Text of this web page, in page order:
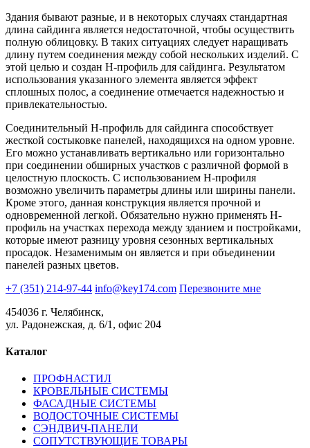
Здания бывают разные, и в некоторых случаях стандартная
длина сайдинга является недостаточной, чтобы осуществить
полную облицовку. В таких ситуациях следует наращивать
длину путем соединения между собой нескольких изделий. С
этой целью и создан H-профиль для сайдинга. Результатом
использования указанного элемента является эффект
сплошных полос, а соединение отмечается надежностью и
привлекательностью.
Соединительный H-профиль для сайдинга способствует
жесткой состыковке панелей, находящихся на одном уровне.
Его можно устанавливать вертикально или горизонтально
при соединении обширных участков с различной формой в
целостную плоскость. С использованием H-профиля
возможно увеличить параметры длины или ширины панели.
Кроме этого, данная конструкция является прочной и
одновременной легкой. Обязательно нужно применять H-
профиль на участках перехода между зданием и постройками,
которые имеют разницу уровня сезонных вертикальных
просадок. Незаменимым он является и при объединении
панелей разных цветов.
+7 (351) 214-97-44 info@key174.com Перезвоните мне
454036 г. Челябинск,
ул. Радонежская, д. 6/1, офис 204
Каталог
ПРОФНАСТИЛ
КРОВЕЛЬНЫЕ СИСТЕМЫ
ФАСАДНЫЕ СИСТЕМЫ
ВОДОСТОЧНЫЕ СИСТЕМЫ
СЭНДВИЧ-ПАНЕЛИ
СОПУТСТВУЮЩИЕ ТОВАРЫ